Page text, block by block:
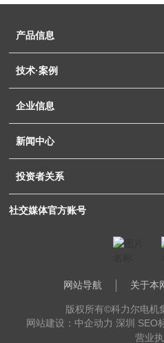
产品信息
技术·案例
企业信息
新闻中心
投资者关系
社交媒体官方账号
网站导航 关于本
版权所有©科力尔电机
网站建设：中企动力 深圳 SEO
营业